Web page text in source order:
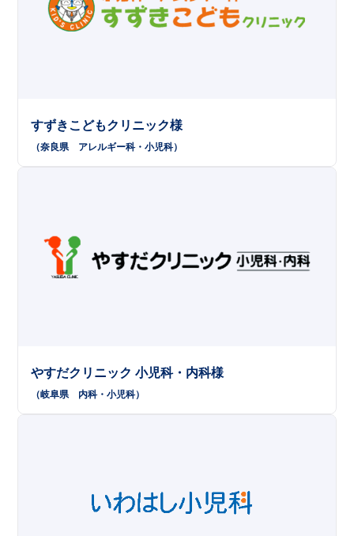
すずきこどもクリニック様
（奈良県 アレルギー科 小児科）
やすだクリニック 小児科・内科様
（岐阜県 内科 小児科）